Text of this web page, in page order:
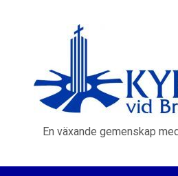
En växande gemenskap